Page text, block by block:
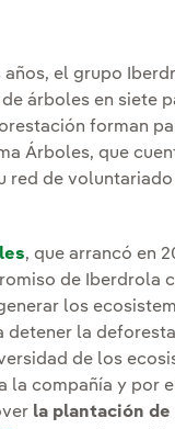
años, el grupo
árboles en siete
forman
Árboles, que
red de
, que arrancó en
de Iberdrola
los
detener la
de los
la compañía y por
la plantación de